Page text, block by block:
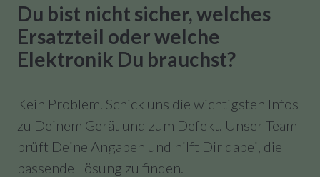
Du bist nicht sicher, welches
Ersatzteil oder welche
Elektronik Du brauchst?
Kein Problem. Schick uns die wichtigsten Infos
zu Deinem Gerät und zum Defekt. Unser Team
prüft Deine Angaben und hilft Dir dabei, die
passende Lösung zu finden.